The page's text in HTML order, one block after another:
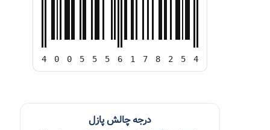
4 0 0 5 5 5 6 1 7 8 2 5 4
درجه چالش پازل